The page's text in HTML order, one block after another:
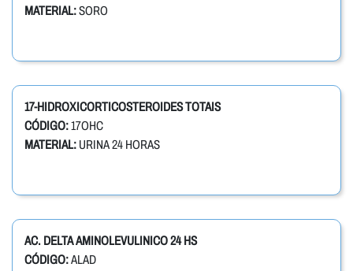
MATERIAL:SORO
17-HIDROXICORTICOSTEROIDES TOTAIS
CÓDIGO:17OHC
MATERIAL: URINA 24 HORAS
AC. DELTA AMINOLEVULINICO 24 HS
CÓDIGO:ALAD